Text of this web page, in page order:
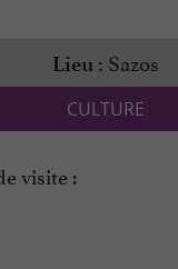
Lieu : Sazos
CULTURE
visite :